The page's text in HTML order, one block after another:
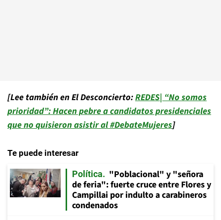
[Lee también en El Desconcierto:REDES| “No somos
prioridad”: Hacen pebre a candidatos presidenciales
que no quisieron asistir al #DebateMujeres]
Te puede interesar
Política
"Poblacional" y "señora
de feria": fuerte cruce entre Flores y
Campillai por indulto a carabineros
condenados